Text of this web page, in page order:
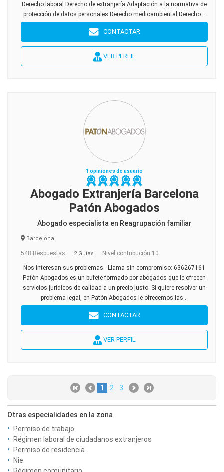
Derecho laboral Derecho de extranjería Adaptación a la normativa de
protección de datos personales Derecho medioambiental Derecho...
CONTACTAR
VER PERFIL
1 opiniones de usuario
Abogado Extranjería Barcelona
Patón Abogados
Abogado especialista en Reagrupación familiar
Barcelona
548 Respuestas 2 Guías Nivel contribución 10
Nos interesan sus problemas - Llama sin compromiso: 636267161
Patón Abogados es un bufete formado por abogados que le ofrecen
servicios jurídicos de calidad a un precio justo. Si quiere resolver un
problema legal, en Patón Abogados le ofrecemos las...
CONTACTAR
VER PERFIL
1 2 3
Otras especialidades en la zona
Permiso de trabajo
Régimen laboral de ciudadanos extranjeros
Permiso de residencia
Nie